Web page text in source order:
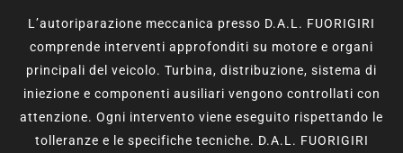
L’autoriparazione meccanica presso D.A.L. FUORIGIRI
comprende interventi approfonditi su motore e organi
principali del veicolo. Turbina, distribuzione, sistema di
iniezione e componenti ausiliari vengono controllati con
attenzione. Ogni intervento viene eseguito rispettando le
tolleranze e le specifiche tecniche. D.A.L. FUORIGIRI